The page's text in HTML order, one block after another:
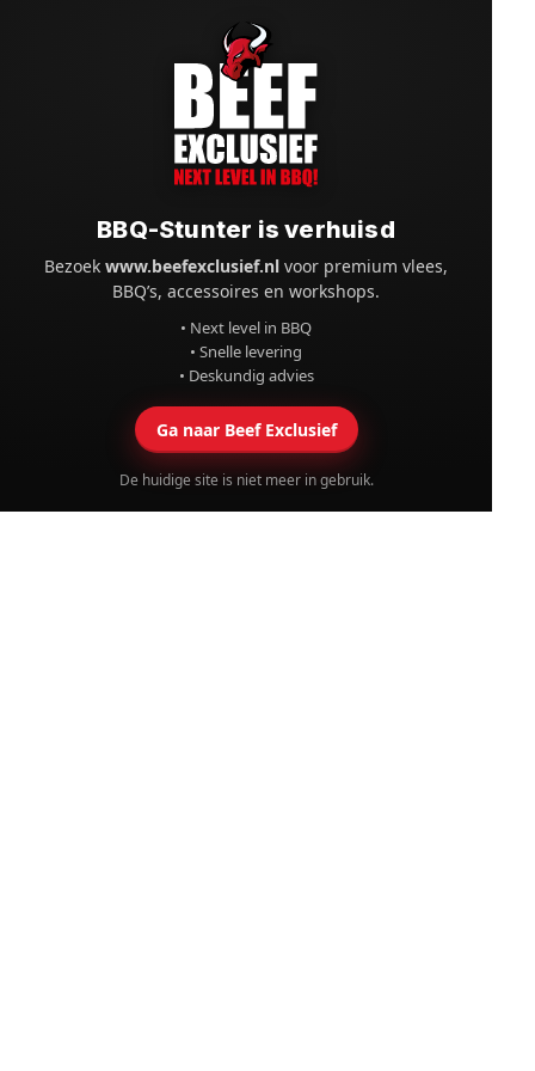
BBQ-Stunter is verhuisd
Bezoekwww.beefexclusief.nl voor premium vlees,
BBQ’s, accessoires en workshops.
• Next level in BBQ
• Snelle levering
• Deskundig advies
Ga naar Beef Exclusief
De huidige site is niet meer in gebruik.